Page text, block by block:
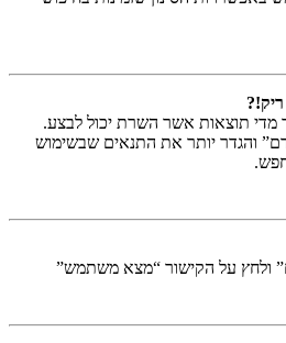
מדי תוצאות אשר השרת יכול לבצע.
והגדר יותר את התנאים שבשימוש
ולחץ על הקישור “מצא משתמש”